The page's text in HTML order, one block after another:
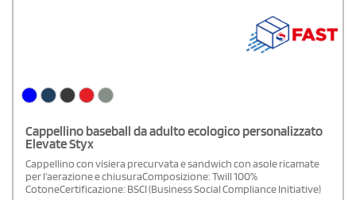
Cappellino baseball da adulto ecologico personalizzato
Elevate Styx
Cappellino con visiera precurvata e sandwich con asole ricamate
per l'aerazione e chiusuraComposizione: Twill 100%
CotoneCertificazione: BSCI (Business Social Compliance Initiative)